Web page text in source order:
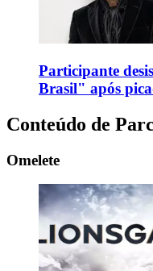
Participante
Brasil" após
Conteúdo de
Omelete